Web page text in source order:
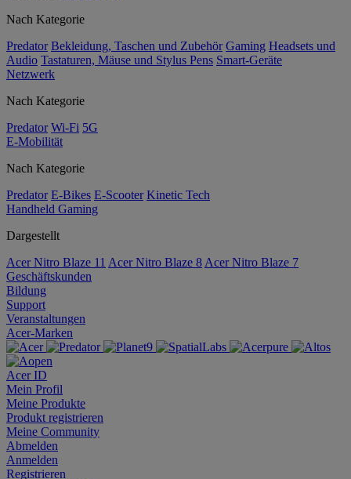
Nach Kategorie
Predator Bekleidung, Taschen und Zubehör Gaming Headsets und
Audio Tastaturen, Mäuse und Stylus Pens Smart-Geräte
Netzwerk
Nach Kategorie
Predator Wi-Fi 5G
E-Mobilität
Nach Kategorie
Predator E-Bikes E-Scooter Kinetic Tech
Handheld Gaming
Dargestellt
Acer Nitro Blaze 11 Acer Nitro Blaze 8 Acer Nitro Blaze 7
Geschäftskunden
Bildung
Support
Veranstaltungen
Acer-Marken
Acer ID
Mein Profil
Meine Produkte
Produkt registrieren
Meine Community
Abmelden
Anmelden
Registrieren